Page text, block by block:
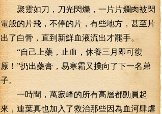
聚靈如刀，刀光閃爍，一片片爛肉被閃
電般的片飛，不停的片，有些地方，甚至片
出了白骨，直到新鮮血液流出才罷手。
“自己上藥，止血，休養三月即可復
原！”扔出藥膏，易寒霜又撲向了下一名弟
子。
一時間，萬寂峰的所有高層都動員起
來，連葉真也加入了救治那些因為血河肆虐